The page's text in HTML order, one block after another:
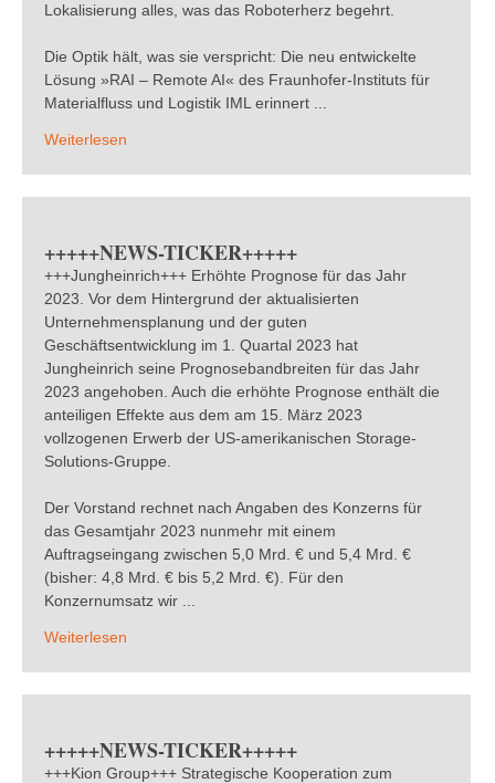
Lokalisierung alles, was das Roboterherz begehrt.
Die Optik hält, was sie verspricht: Die neu entwickelte
Lösung »RAI – Remote AI« des Fraunhofer-Instituts für
Materialfluss und Logistik IML erinnert ...
Weiterlesen
+++++NEWS-TICKER+++++
+++Jungheinrich+++ Erhöhte Prognose für das Jahr
2023. Vor dem Hintergrund der aktualisierten
Unternehmensplanung und der guten
Geschäftsentwicklung im 1. Quartal 2023 hat
Jungheinrich seine Prognosebandbreiten für das Jahr
2023 angehoben. Auch die erhöhte Prognose enthält die
anteiligen Effekte aus dem am 15. März 2023
vollzogenen Erwerb der US-amerikanischen Storage-
Solutions-Gruppe.
Der Vorstand rechnet nach Angaben des Konzerns für
das Gesamtjahr 2023 nunmehr mit einem
Auftragseingang zwischen 5,0 Mrd. € und 5,4 Mrd. €
(bisher: 4,8 Mrd. € bis 5,2 Mrd. €). Für den
Konzernumsatz wir ...
Weiterlesen
+++++NEWS-TICKER+++++
+++Kion Group+++ Strategische Kooperation zum